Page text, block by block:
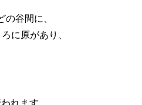
谷間に、
に原があり、